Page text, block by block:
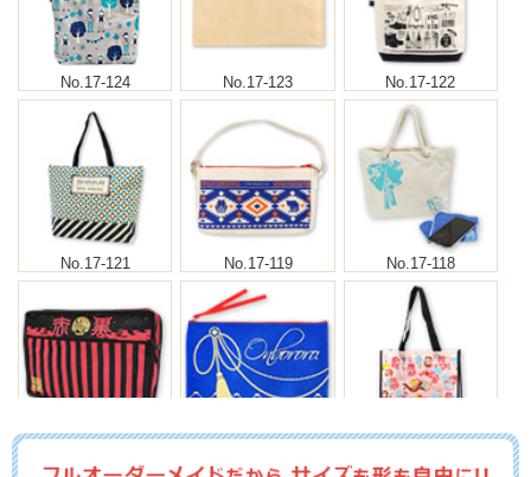
No.17-124 No.17-123 No.17-122
No.17-121 No.17-119 No.17-118
No.17-117 No.17-116 No.17-115